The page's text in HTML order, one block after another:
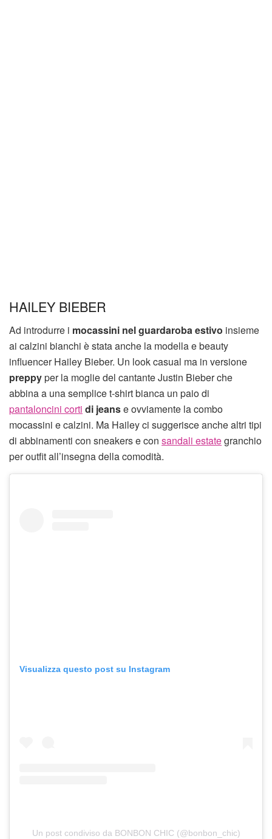
HAILEY BIEBER
Ad introdurre i mocassini nel guardaroba estivo insieme
ai calzini bianchi è stata anche la modella e beauty
influencer Hailey Bieber. Un look casual ma in versione
preppyper la moglie del cantante Justin Bieber che
abbina a una semplice t-shirt bianca un paio di
pantaloncini corti di jeanse ovviamente la combo
mocassini e calzini. Ma Hailey ci suggerisce anche altri tipi
di abbinamenti con sneakers e con sandali estategranchio
per outfit all’insegna della comodità.
Visualizza questo post su Instagram
Un post condiviso da BONBON CHIC (@bonbon_chic)